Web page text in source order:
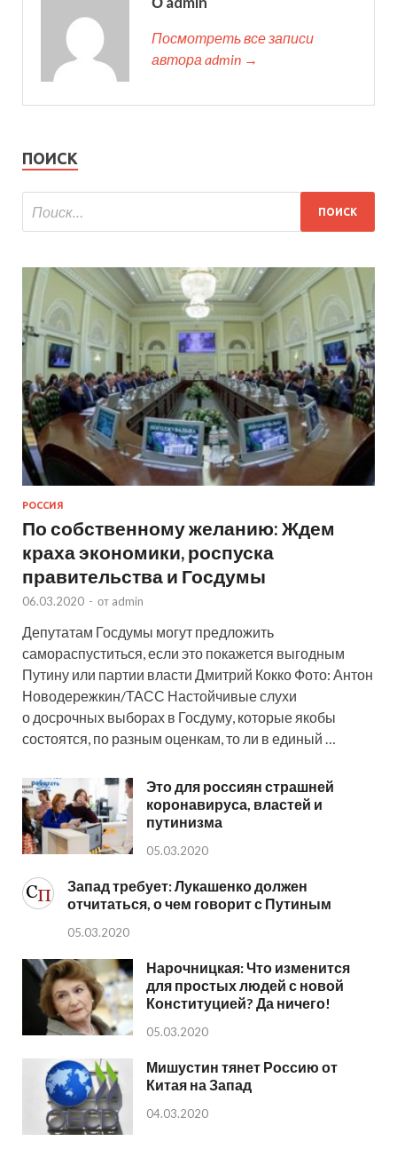
Посмотреть все записи
автора admin →
ПОИСК
РОССИЯ
По собственному желанию: Ждем
краха экономики, роспуска
правительства и Госдумы
06.03.2020 - от admin
Депутатам Госдумы могут предложить
самораспуститься, если это покажется выгодным
Путину или партии власти Дмитрий Кокко Фото: Антон
Новодережкин/ТАСС Настойчивые слухи
о досрочных выборах в Госдуму, которые якобы
состоятся, по разным оценкам, то ли в единый …
Это для россиян страшней
коронавируса, властей и
путинизма
05.03.2020
Запад требует: Лукашенко должен
отчитаться, о чем говорит с Путиным
05.03.2020
Нарочницкая: Что изменится
для простых людей с новой
Конституцией? Да ничего!
05.03.2020
Мишустин тянет Россию от
Китая на Запад
04.03.2020